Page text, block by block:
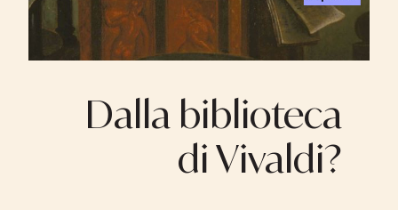
Dalla biblioteca
di Vivaldi?